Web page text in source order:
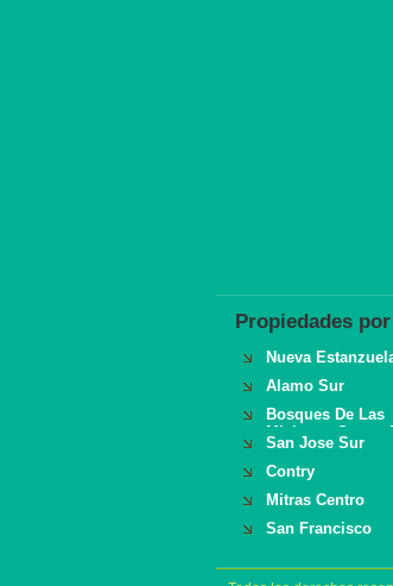
Propiedades
Nueva
Alamo Sur
Bosques De Las
Misiones Sector
San Jose Sur
Contry
Mitras Centro
San Francisco